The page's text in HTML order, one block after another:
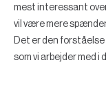
mest interessant
vil være mere
Det er den
som vi arbejder med i